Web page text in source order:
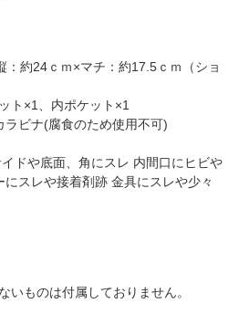
：約24ｃｍ×マチ：約17.5ｃｍ（ショ
ト×1、内ポケット×1
ラビナ(腐食のため使用不可)
イドや底面、角にスレ 内間口にヒビや
スレや接着剤跡 金具にスレや少々
いものは付属しておりません。